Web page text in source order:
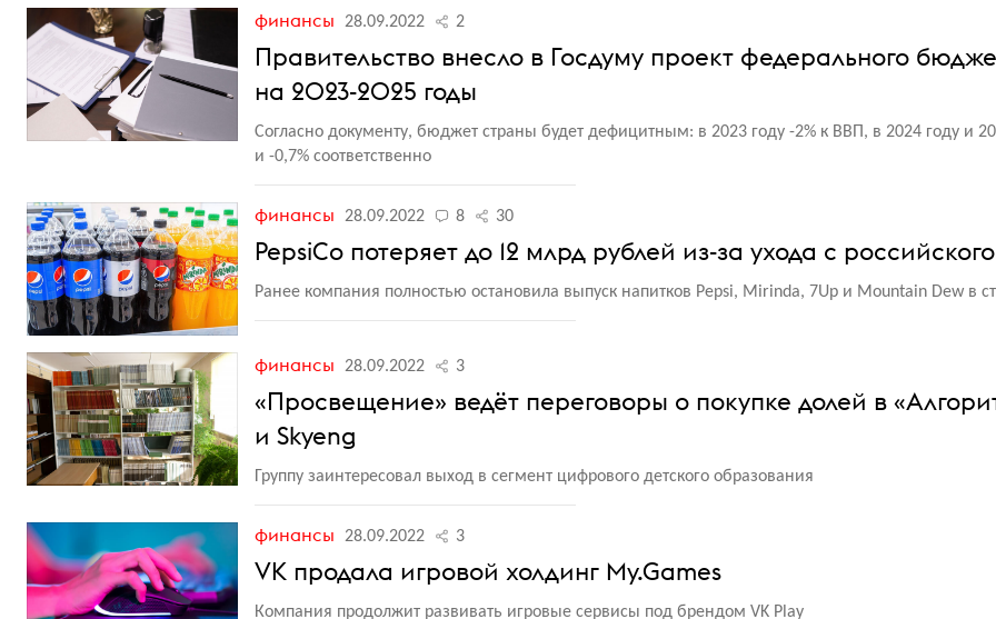
финансы 28.09.2022 2
Правительство внесло в Госдуму проект федерального
на 2023-2025 годы
Согласно документу, бюджет страны будет дефицитным: в 2023 году -2% к ВВП, в 2024 году и
и -0,7% соответственно
финансы 28.09.2022 8 30
PepsiCo потеряет до 12 млрд рублей из-за ухода с
Ранее компания полностью остановила выпуск напитков Pepsi, Mirinda, 7Up и Mountain Dew в
финансы 28.09.2022 3
«Просвещение» ведёт переговоры о покупке долей в
и Skyeng
Группу заинтересовал выход в сегмент цифрового детского образования
финансы 28.09.2022 3
VK продала игровой холдинг My.Games
Компания продолжит развивать игровые сервисы под брендом VK Play